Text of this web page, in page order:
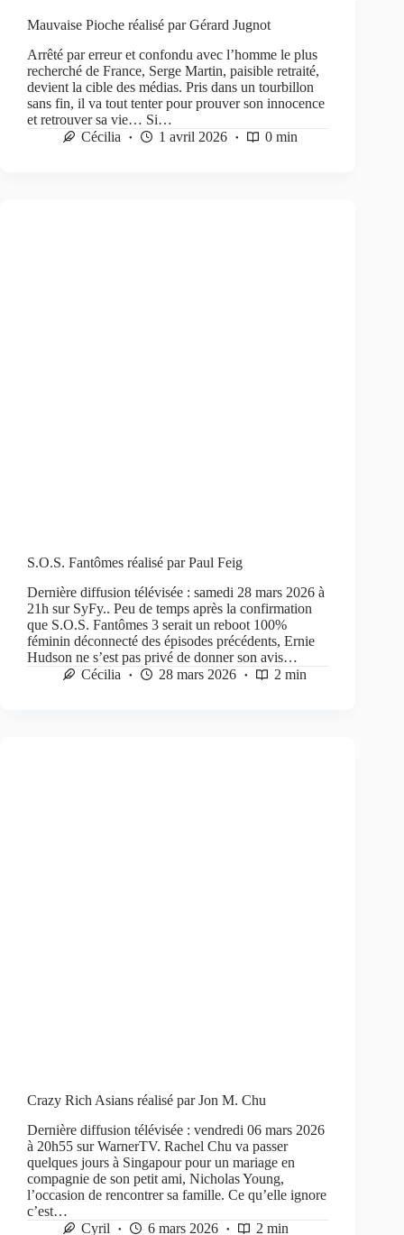
Mauvaise Pioche réalisé par Gérard Jugnot
Arrêté par erreur et confondu avec l’homme le plus
recherché de France, Serge Martin, paisible retraité,
devient la cible des médias. Pris dans un tourbillon
sans fin, il va tout tenter pour prouver son innocence
et retrouver sa vie… Si…
Cécilia
1 avril 2026 0 min
S.O.S. Fantômes réalisé par Paul Feig
Dernière diffusion télévisée : samedi 28 mars 2026 à
21h sur SyFy.. Peu de temps après la confirmation
que S.O.S. Fantômes 3 serait un reboot 100%
féminin déconnecté des épisodes précédents, Ernie
Hudson ne s’est pas privé de donner son avis…
Cécilia
28 mars 2026 2 min
Crazy Rich Asians réalisé par Jon M. Chu
Dernière diffusion télévisée : vendredi 06 mars 2026
à 20h55 sur WarnerTV. Rachel Chu va passer
quelques jours à Singapour pour un mariage en
compagnie de son petit ami, Nicholas Young,
l’occasion de rencontrer sa famille. Ce qu’elle ignore
c’est…
Cyril
6 mars 2026 2 min